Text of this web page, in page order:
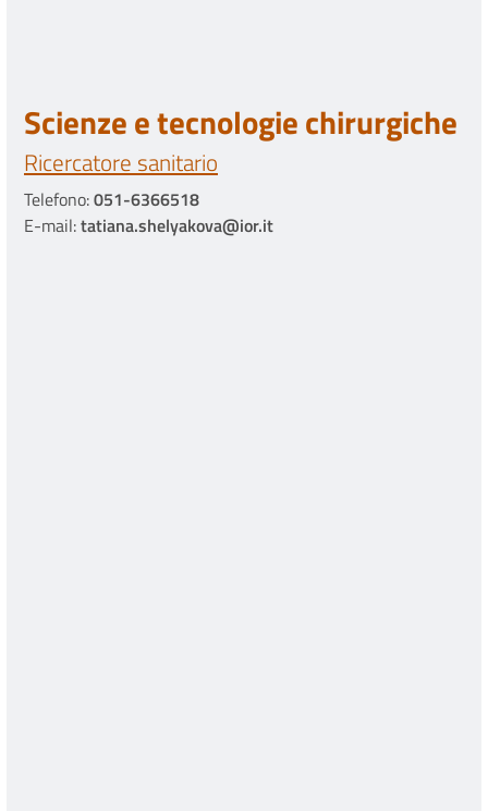
Scienze e tecnologie chirurgiche
Ricercatore sanitario
Telefono:051-6366518
E-mail:tatiana.shelyakova@ior.it